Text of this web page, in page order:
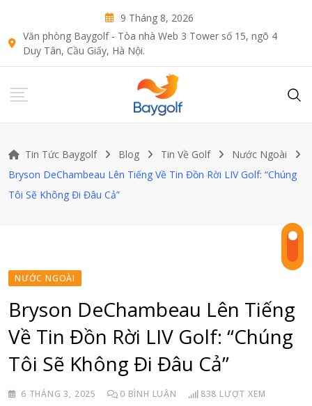
content
9 Tháng 8, 2026
Văn phòng Baygolf - Tòa nhà Web 3 Tower số 15, ngõ 4
Duy Tân, Cầu Giấy, Hà Nội.
Tin Tức Baygolf Blog Tin Về Golf
Nước Ngoài
Bryson DeChambeau Lên Tiếng Về Tin Đồn Rời LIV Golf: “Chúng
Tôi Sẽ Không Đi Đâu Cả”
NƯỚC NGOÀI
Bryson DeChambeau Lên Tiếng
Về Tin Đồn Rời LIV Golf: “Chúng
Tôi Sẽ Không Đi Đâu Cả”
6 THÁNG 3, 2025 0 BÌNH LUẬN 838 LƯỢT XEM